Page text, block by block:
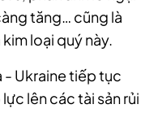
tăng… cũng là
loại quý này.
- Ukraine tiếp tục
lên các tài sản rủi